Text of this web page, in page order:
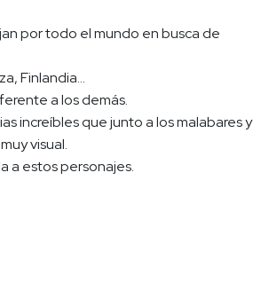
por todo el mundo en busca de
Finlandia…
a los demás.
increíbles que junto a los malabares y
visual.
a estos personajes.